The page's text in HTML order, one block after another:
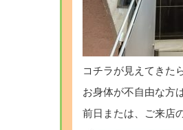
コチラが見えてきた
お身体が不自由な方
前日または、ご来店